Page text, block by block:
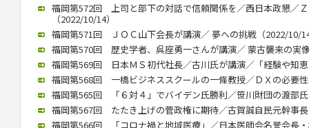
福岡第572回 上司と部下の対話で信頼関係を／西日本政懇／
（2022/10/14）
福岡第571回 ＪＯＣ山下会長が講演／ 夢への挑戦（2022/10/
福岡第570回 歴史学者、呉座勇一さんが講演／ 蒙古襲来の実
福岡第569回 日本ＭＳ初代社長／古川氏が講演／「経験や知
福岡第568回 一橋ビジネススクールの一條教授／ＤＸの必要
福岡第565回 「６対４」でバイデン氏勝利／笹川財団の渡部
福岡第567回 たたき上げの菅政権に期待／古賀誠自民元幹事
福岡第566回 「コロナ禍と地域医療」／日本医師会名誉会長